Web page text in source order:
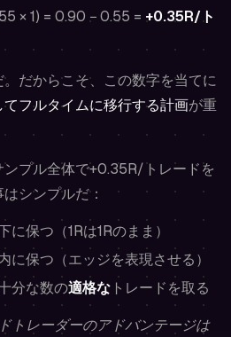
× 1) = 0.90 − 0.55 = +0.35R/ト
だからこそ、この数字を当てに
てフルタイムに移行する計画が重
プル全体で+0.35R/トレードを
シンプルだ：
保つ（1Rは1Rのまま）
に保つ（エッジを表現させる）
分な数の適格な トレードを取る
トレーダーのアドバンテージは